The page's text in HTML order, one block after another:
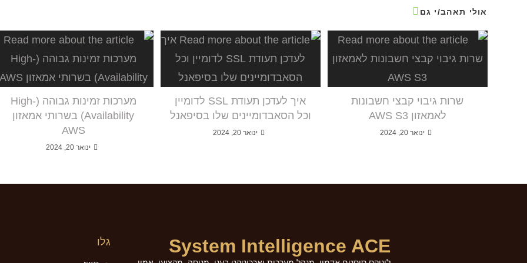
אולי תאהב/י גם
מערכות זמינות גבוהה (High-
Availability) בשרותי אמאזון
AWS
ינואר 20, 2024
איך לעדכן תעודת SSL לדומיין
וכל הסאבדומיינים שלו בסיפאנל
ינואר 20, 2024
שרות גיבוי קבצי חשבונות
לאמאזון AWS S3
ינואר 20, 2024
System Intelligence ACE גלו